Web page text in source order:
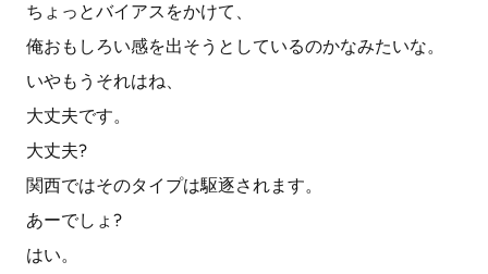
ちょっとバイアスをかけて、
俺おもしろい感を出そうとしているのかなみたいな。
いやもうそれはね、
大丈夫です。
大丈夫?
関西ではそのタイプは駆逐されます。
あーでしょ?
はい。